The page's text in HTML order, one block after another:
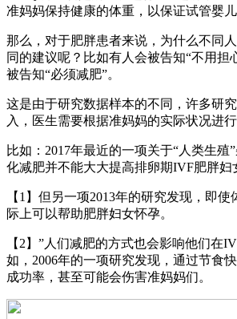
准妈妈保持健康的体重，以保证试管婴儿
那么，对于肥胖患者来说，为什么不同
同的建议呢？比如有人会被告知“不用担
被告知“必须减肥”。
这是由于研究数据样本的不同，许多研
入，医生需要根据准妈妈的实际状况进行
比如：2017年最近的一项关于“人类生殖
化减肥并不能大大提高排卵期IVF肥胖妇
【1】但另一项2013年的研究发现，即
际上可以帮助肥胖妇女怀孕。
【2】”人们减肥的方式也会影响他们在
如，2006年的一项研究发现，通过节食
成功率，甚至可能会伤害准妈妈们。